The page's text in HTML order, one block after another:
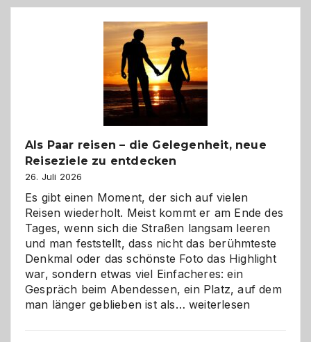
Als Paar reisen – die Gelegenheit, neue
Reiseziele zu entdecken
26. Juli 2026
Es gibt einen Moment, der sich auf vielen
Reisen wiederholt. Meist kommt er am Ende des
Tages, wenn sich die Straßen langsam leeren
und man feststellt, dass nicht das berühmteste
Denkmal oder das schönste Foto das Highlight
war, sondern etwas viel Einfacheres: ein
Gespräch beim Abendessen, ein Platz, auf dem
man länger geblieben ist als… Als
weiterlesen